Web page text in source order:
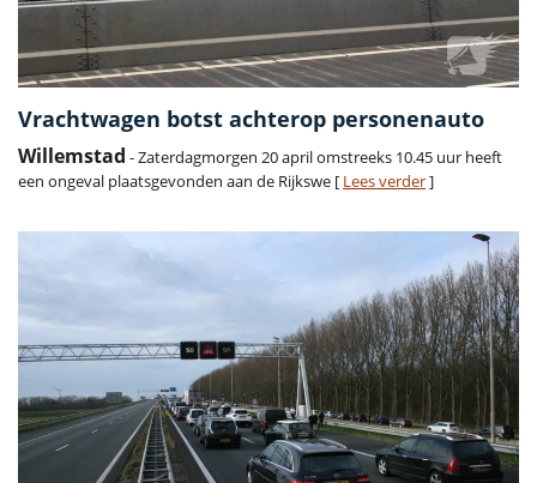
Vrachtwagen botst achterop personenauto
Willemstad - Zaterdagmorgen 20 april omstreeks 10.45 uur heeft
een ongeval plaatsgevonden aan de Rijkswe [ Lees verder]